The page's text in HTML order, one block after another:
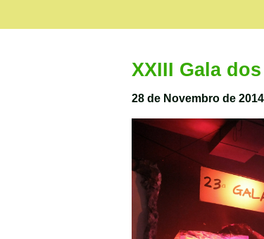
XXIII Gala
28 de Novembro de 2014